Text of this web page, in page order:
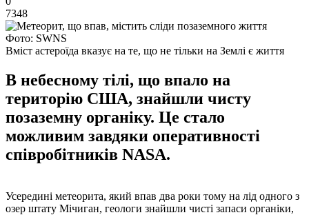
7348
Фото: SWNS
Вміст астероїда вказує на те, що не тільки на Землі є життя
В небесному тілі, що впало на
територію США, знайшли чисту
позаземну органіку. Це стало
можливим завдяки оперативності
співробітників NASA.
Усередині метеорита, який впав два роки тому на лід одного з
озер штату Мічиган, геологи знайшли чисті запаси органіки,